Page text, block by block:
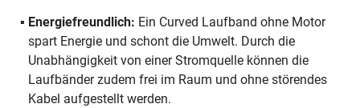
Energiefreundlich: Ein Curved Laufband ohne Motor
spart Energie und schont die Umwelt. Durch die
Unabhängigkeit von einer Stromquelle können die
Laufbänder zudem frei im Raum und ohne störendes
Kabel aufgestellt werden.